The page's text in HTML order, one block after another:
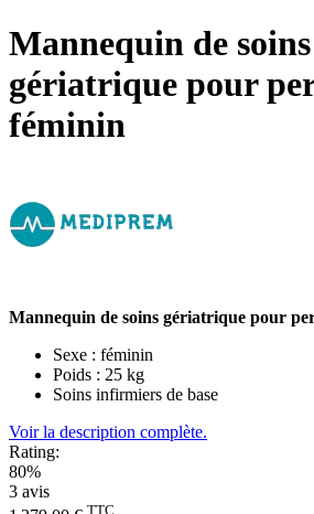
Mannequin de soins
gériatrique pour
féminin
Mannequin de soins gériatrique pour
Sexe : féminin
Poids : 25 kg
Soins infirmiers de base
Voir la description complète.
Rating:
80%
3 avis
TTC